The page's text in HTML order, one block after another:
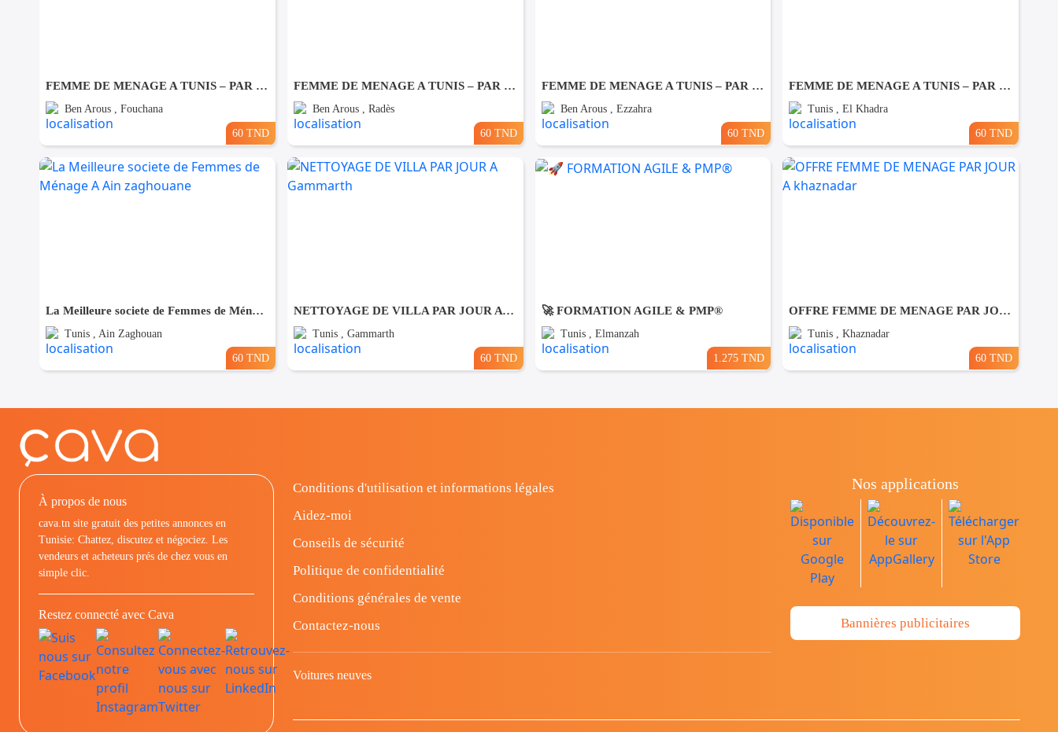
FEMME DE MENAGE A TUNIS – PAR JOUR A Fouchana
Ben Arous , Fouchana
60 TND
FEMME DE MENAGE A TUNIS – PAR JOUR A Rades
Ben Arous , Radès
60 TND
FEMME DE MENAGE A TUNIS – PAR JOUR A Ezzahra
Ben Arous , Ezzahra
60 TND
FEMME DE MENAGE A TUNIS – PAR JOUR A El khadhra
Tunis , El Khadra
60 TND
La Meilleure societe de Femmes de Ménage A Ain zaghouane
Tunis , Ain Zaghouan
60 TND
NETTOYAGE DE VILLA PAR JOUR A Gammarth
Tunis , Gammarth
60 TND
🚀 FORMATION AGILE & PMP®
Tunis , Elmanzah
1.275 TND
OFFRE FEMME DE MENAGE PAR JOUR A khaznadar
Tunis , Khaznadar
60 TND
À propos de nous
cava.tn site gratuit des petites annonces en
Tunisie: Chattez, discutez et négociez. Les
vendeurs et acheteurs prés de chez vous en
simple clic.
Restez connecté avec Cava
Conditions d'utilisation et informations légales
Aidez-moi
Conseils de sécurité
Politique de confidentialité
Conditions générales de vente
Contactez-nous
Voitures neuves
Nos applications
Bannières publicitaires